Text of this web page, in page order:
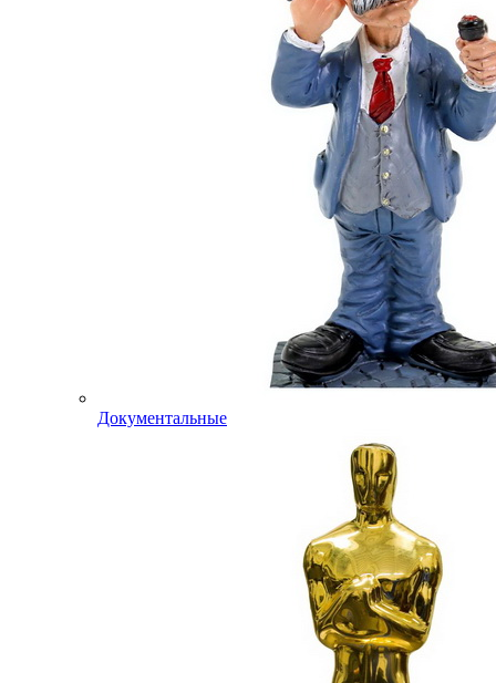
Документальные